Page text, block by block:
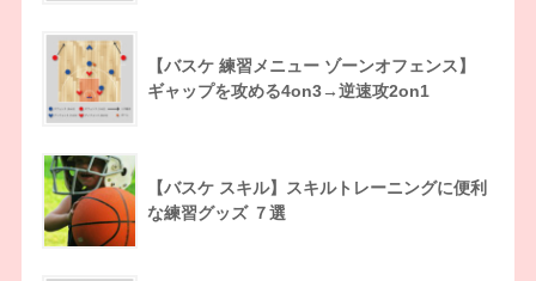
【バスケ 練習メニュー ゾーンオフェンス】
ギャップを攻める4on3→逆速攻2on1
【バスケ スキル】スキルトレーニングに便利
な練習グッズ ７選